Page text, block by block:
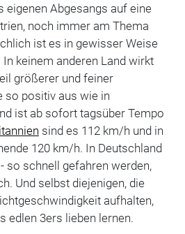
eigenen Abgesangs auf eine
noch immer am Thema
ist es in gewisser Weise
keinem anderen Land wirkt
größerer und feiner
so positiv aus wie in
ist ab sofort tagsüber Tempo
sind es 112 km/h und in
120 km/h. In Deutschland
so schnell gefahren werden,
Und selbst diejenigen, die
aufhalten,
edlen 3ers lieben lernen.